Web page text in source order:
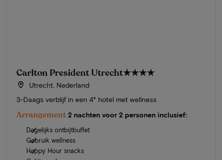
Carlton President Utrecht★★★★
Utrecht, Nederland
3-Daags verblijf in een 4* hotel met wellness
Arrangement 2 nachten voor 2 personen inclusief:
Dagelijks ontbijtbuffet
Gebruik wellness
Happy Hour snacks